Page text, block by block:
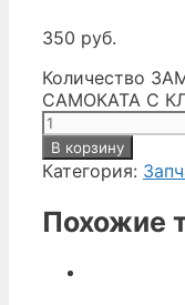
350 руб.
Количество
САМОКАТА С
В корзину
Категория:
Похожие